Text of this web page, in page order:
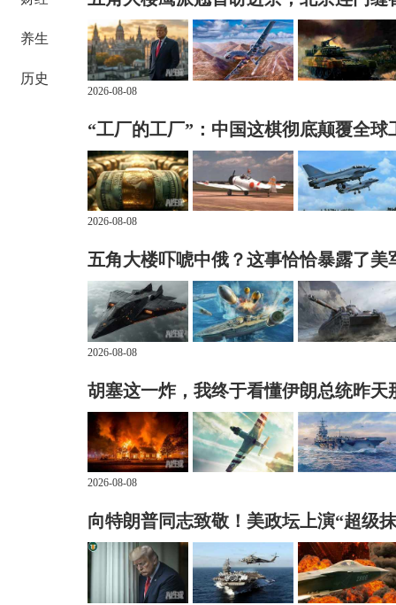
养生
历史
2026-08-08
“工厂的工厂”：中国这棋彻底颠覆全球
2026-08-08
五角大楼吓唬中俄？这事恰恰暴露了美
2026-08-08
胡塞这一炸，我终于看懂伊朗总统昨天
2026-08-08
向特朗普同志致敬！美政坛上演“超级